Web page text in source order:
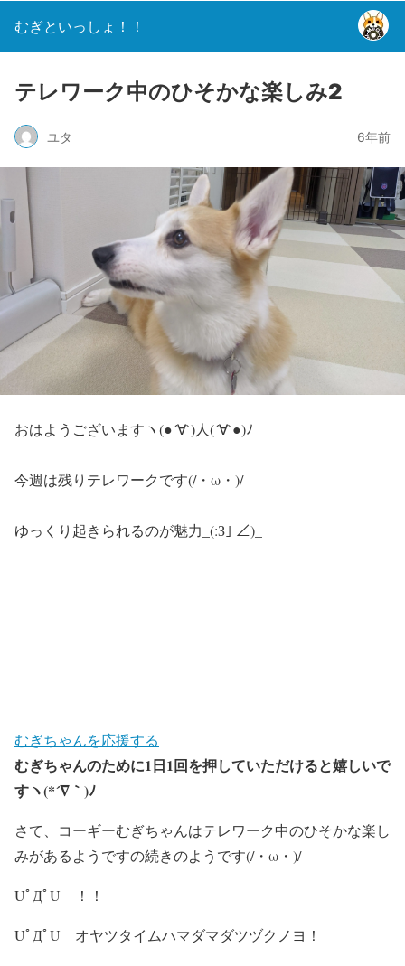
むぎといっしょ！！
テレワーク中のひそかな楽しみ2
ユタ 6年前
おはようございますヽ(●´∀`)人(´∀`●)ﾉ
今週は残りテレワークです(/・ω・)/
ゆっくり起きられるのが魅力_(:З｣ ∠)_
むぎちゃんを応援する
むぎちゃんのために1日1回を押していただけると嬉しいで
すヽ(*´∇｀)ﾉ
さて、コーギーむぎちゃんはテレワーク中のひそかな楽し
みがあるようですの続きのようです(/・ω・)/
UﾟДﾟU ！！
UﾟДﾟU オヤツタイムハマダマダツヅクノヨ！